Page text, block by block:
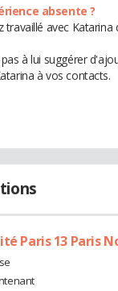
absente ?
travaillé avec
à lui suggérer
à vos contacts.
Paris 13 Paris